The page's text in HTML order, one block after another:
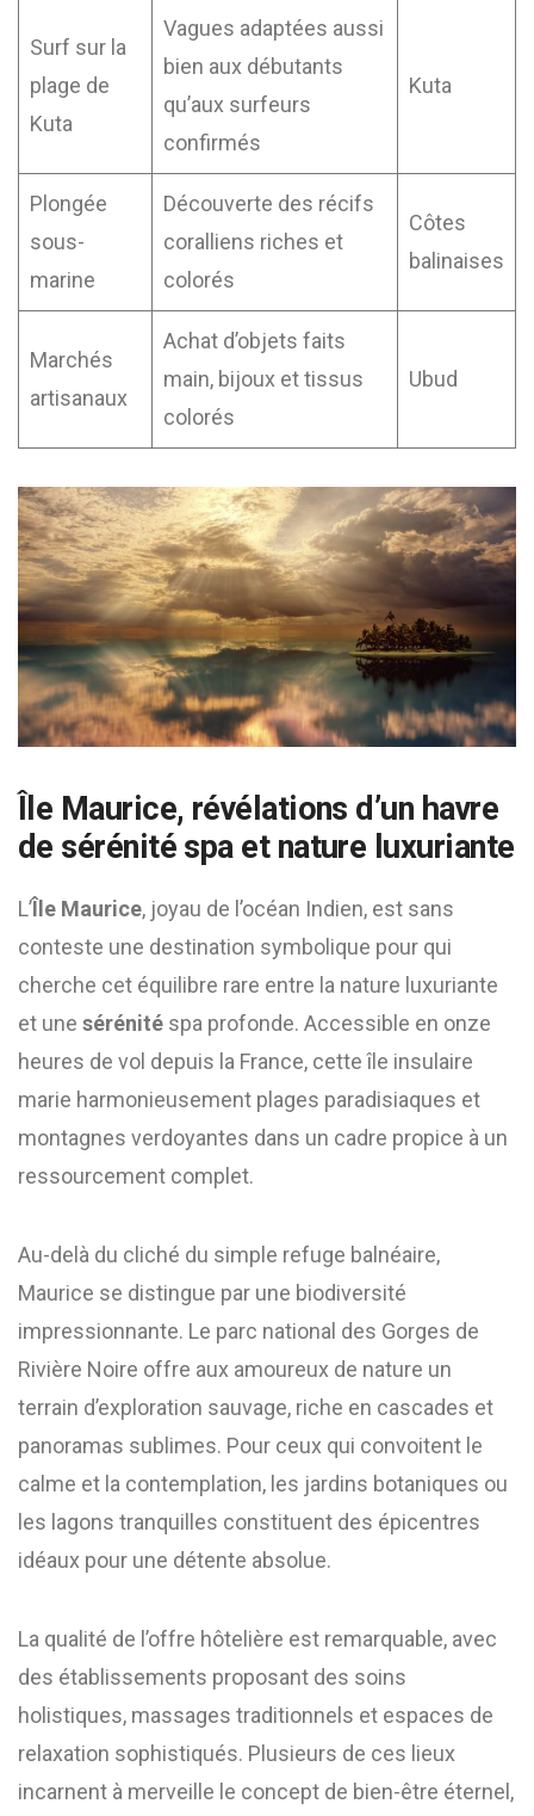
Surf sur la
plage de
Kuta
Vagues adaptées aussi
bien aux débutants
qu’aux surfeurs
confirmés
Kuta
Plongée
sous-
marine
Découverte des récifs
coralliens riches et
colorés
Côtes
balinaises
Marchés
artisanaux
Achat d’objets faits
main, bijoux et tissus
colorés
Ubud
Île Maurice, révélations d’un havre
de sérénité spa et nature luxuriante
L’Île Maurice, joyau de l’océan Indien, est sans
conteste une destination symbolique pour qui
cherche cet équilibre rare entre la nature luxuriante
et une sérénité spa profonde. Accessible en onze
heures de vol depuis la France, cette île insulaire
marie harmonieusement plages paradisiaques et
montagnes verdoyantes dans un cadre propice à un
ressourcement complet.
Au-delà du cliché du simple refuge balnéaire,
Maurice se distingue par une biodiversité
impressionnante. Le parc national des Gorges de
Rivière Noire offre aux amoureux de nature un
terrain d’exploration sauvage, riche en cascades et
panoramas sublimes. Pour ceux qui convoitent le
calme et la contemplation, les jardins botaniques ou
les lagons tranquilles constituent des épicentres
idéaux pour une détente absolue.
La qualité de l’offre hôtelière est remarquable, avec
des établissements proposant des soins
holistiques, massages traditionnels et espaces de
relaxation sophistiqués. Plusieurs de ces lieux
incarnent à merveille le concept de bien-être éternel,